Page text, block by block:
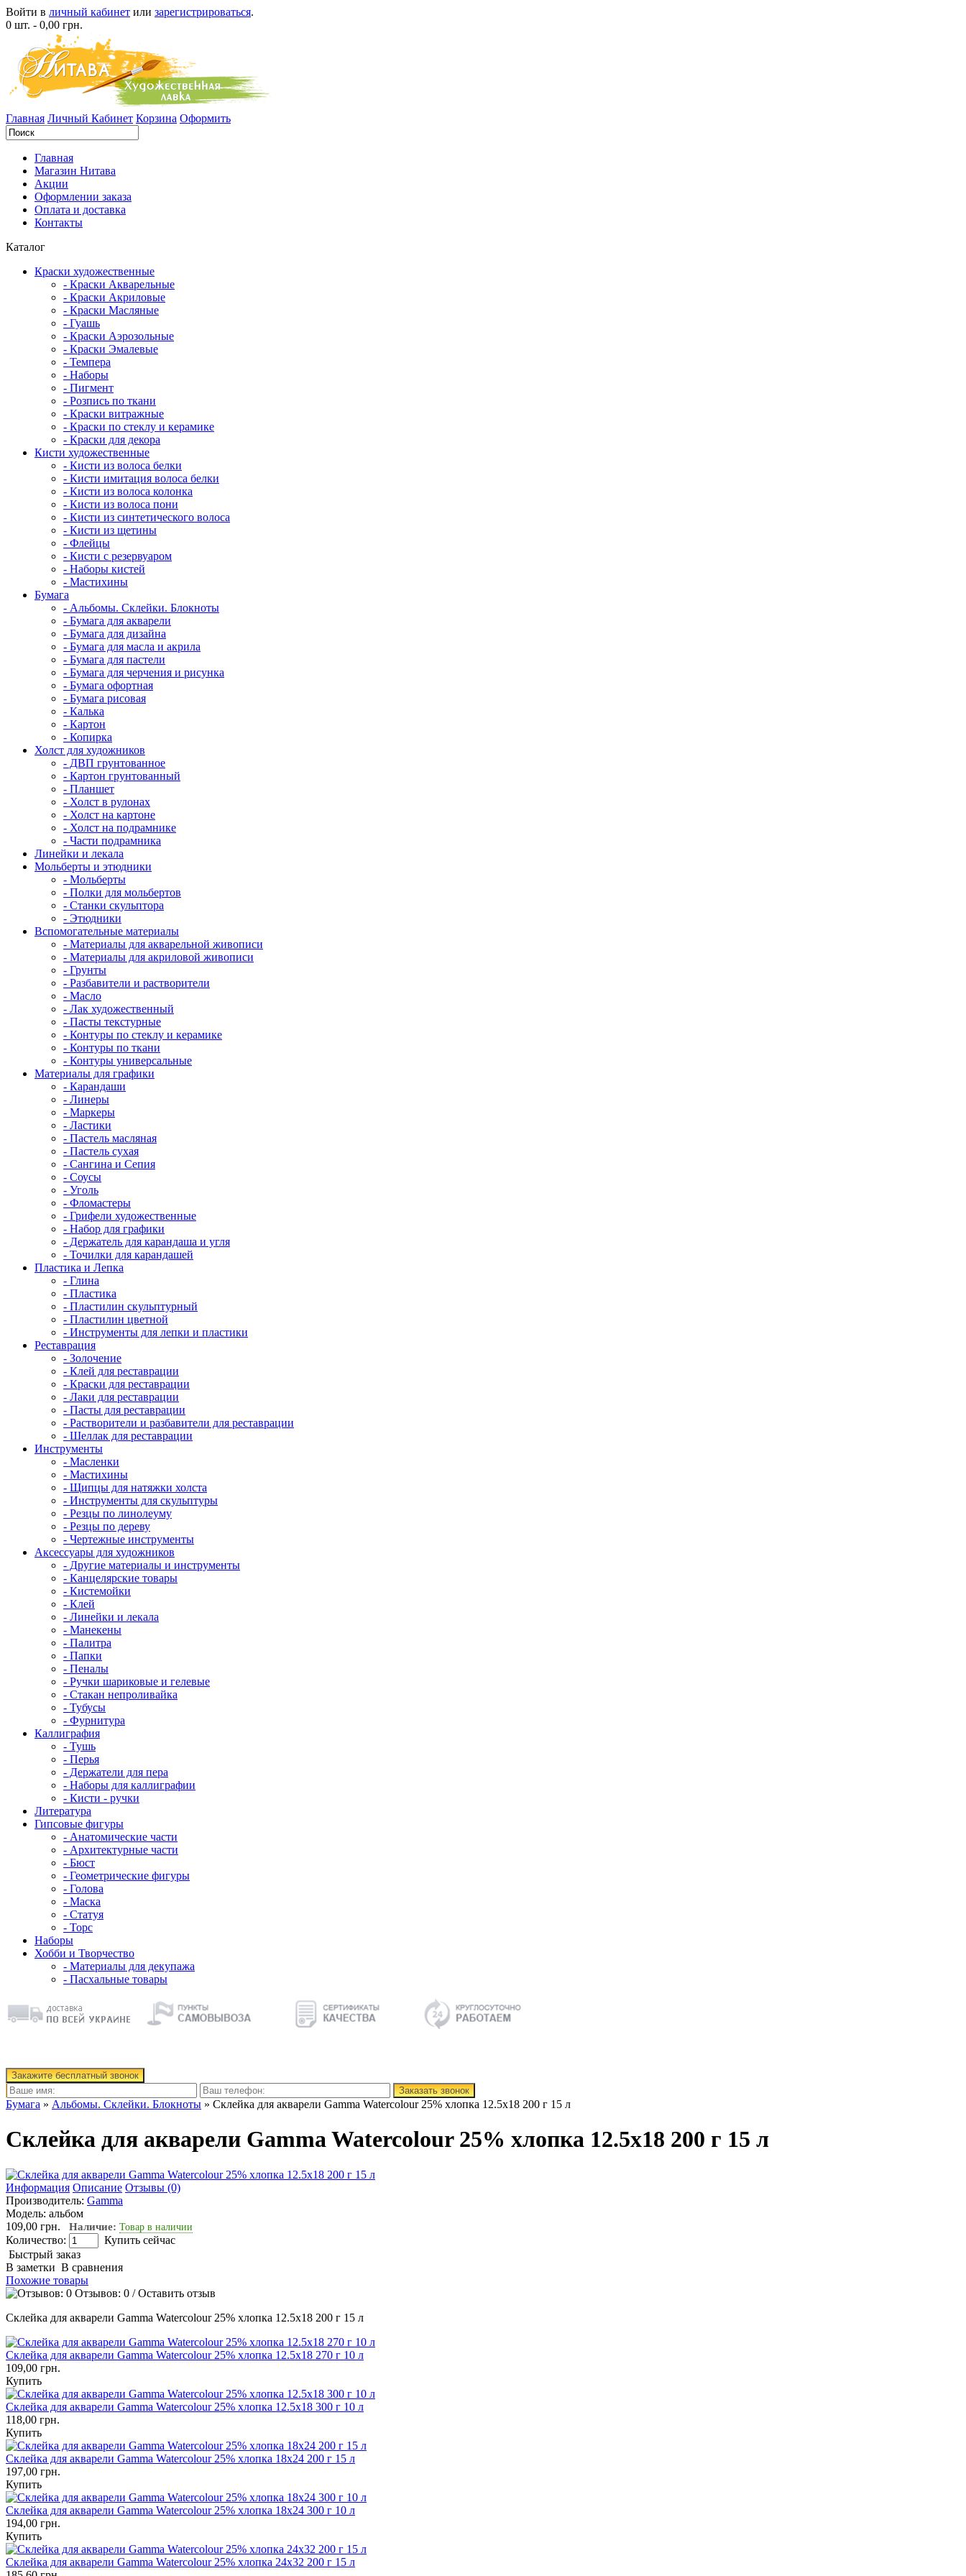
Войти в личный кабинет или зарегистрироваться.
0 шт. - 0,00 грн.
Главная Личный Кабинет Корзина Оформить
Главная
Магазин Нитава
Акции
Оформлении заказа
Оплата и доставка
Контакты
Каталог
Краски художественные
- Краски Акварельные
- Краски Акриловые
- Краски Масляные
- Гуашь
- Краски Аэрозольные
- Краски Эмалевые
- Темпера
- Наборы
- Пигмент
- Розпись по ткани
- Краски витражные
- Краски по стеклу и керамике
- Краски для декора
Кисти художественные
- Кисти из волоса белки
- Кисти имитация волоса белки
- Кисти из волоса колонка
- Кисти из волоса пони
- Кисти из синтетического волоса
- Кисти из щетины
- Флейцы
- Кисти с резервуаром
- Наборы кистей
- Мастихины
Бумага
- Альбомы. Склейки. Блокноты
- Бумага для акварели
- Бумага для дизайна
- Бумага для масла и акрила
- Бумага для пастели
- Бумага для черчения и рисунка
- Бумага офортная
- Бумага рисовая
- Калька
- Картон
- Копирка
Холст для художников
- ДВП грунтованное
- Картон грунтованный
- Планшет
- Холст в рулонах
- Холст на картоне
- Холст на подрамнике
- Части подрамника
Линейки и лекала
Мольберты и этюдники
- Мольберты
- Полки для мольбертов
- Станки скульптора
- Этюдники
Вспомогательные материалы
- Материалы для акварельной живописи
- Материалы для акриловой живописи
- Грунты
- Разбавители и растворители
- Масло
- Лак художественный
- Пасты текстурные
- Контуры по стеклу и керамике
- Контуры по ткани
- Контуры универсальные
Материалы для графики
- Карандаши
- Линеры
- Маркеры
- Ластики
- Пастель масляная
- Пастель сухая
- Сангина и Сепия
- Соусы
- Уголь
- Фломастеры
- Грифели художественные
- Набор для графики
- Держатель для карандаша и угля
- Точилки для карандашей
Пластика и Лепка
- Глина
- Пластика
- Пластилин скульптурный
- Пластилин цветной
- Инструменты для лепки и пластики
Реставрация
- Золочение
- Клей для реставрации
- Краски для реставрации
- Лаки для реставрации
- Пасты для реставрации
- Растворители и разбавители для реставрации
- Шеллак для реставрации
Инструменты
- Масленки
- Мастихины
- Щипцы для натяжки холста
- Инструменты для скульптуры
- Резцы по линолеуму
- Резцы по дереву
- Чертежные инструменты
Аксессуары для художников
- Другие материалы и инструменты
- Канцелярские товары
- Кистемойки
- Клей
- Линейки и лекала
- Манекены
- Палитра
- Папки
- Пеналы
- Ручки шариковые и гелевые
- Стакан непроливайка
- Тубусы
- Фурнитура
Каллиграфия
- Тушь
- Перья
- Держатели для пера
- Наборы для каллиграфии
- Кисти - ручки
Литература
Гипсовые фигуры
- Анатомические части
- Архитектурные части
- Бюст
- Геометрические фигуры
- Голова
- Маска
- Статуя
- Торс
Наборы
Хобби и Творчество
- Материалы для декупажа
- Пасхальные товары
Закажите бесплатный звонок
Заказать звонок
Бумага » Альбомы. Склейки. Блокноты » Склейка для акварели Gamma Watercolour 25% хлопка 12.5х18 200 г 15 л
Склейка для акварели Gamma Watercolour 25% хлопка 12.5х18 200 г 15 л
Информация Описание Отзывы (0)
Производитель: Gamma
Модель: альбом
109,00 грн. Наличие: Товар в наличии
Количество:
Купить сейчас
Быстрый заказ
В заметки В сравнения
Похожие товары
Отзывов: 0 /Оставить отзыв
Склейка для акварели Gamma Watercolour 25% хлопка 12.5х18 200 г 15 л
Склейка для акварели Gamma Watercolour 25% хлопка 12.5х18 270 г 10 л
109,00 грн.
Купить
Склейка для акварели Gamma Watercolour 25% хлопка 12.5х18 300 г 10 л
118,00 грн.
Купить
Склейка для акварели Gamma Watercolour 25% хлопка 18х24 200 г 15 л
197,00 грн.
Купить
Склейка для акварели Gamma Watercolour 25% хлопка 18х24 300 г 10 л
194,00 грн.
Купить
Склейка для акварели Gamma Watercolour 25% хлопка 24х32 200 г 15 л